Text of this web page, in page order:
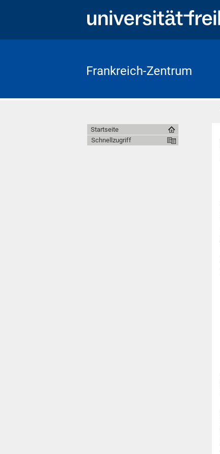
Frankreich-Zentrum
Startseite
Schnellzugriff